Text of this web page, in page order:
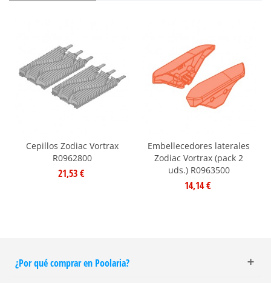
Cepillos Zodiac Vortrax
R0962800
21,53 €
Embellecedores laterales
Zodiac Vortrax (pack 2
uds.) R0963500
14,14 €
¿Por qué comprar en Poolaria?